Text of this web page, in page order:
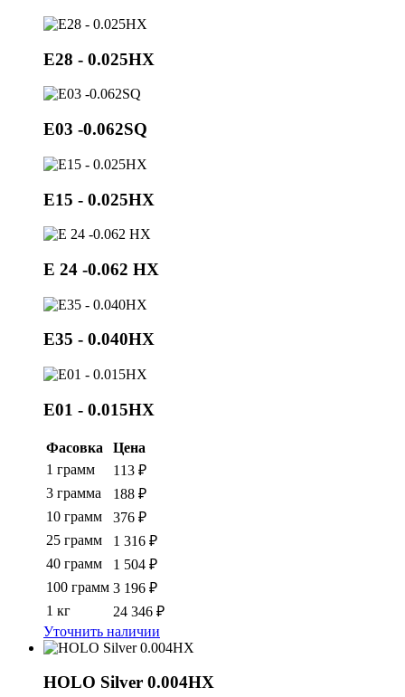
E28 - 0.025HX
E03 -0.062SQ
E15 - 0.025HX
Е 24 -0.062 НХ
E35 - 0.040HX
E01 - 0.015HX
Фасовка
Цена
1 грамм
113 ₽
3 грамма
188 ₽
10 грамм
376 ₽
25 грамм
1 316 ₽
40 грамм
1 504 ₽
100 грамм 3 196 ₽
1 кг
24 346 ₽
Уточнить наличии
HOLO Silver 0.004HX